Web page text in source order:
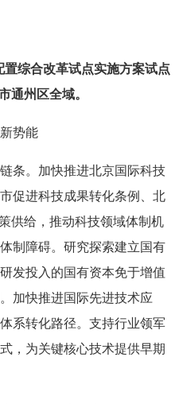
综合改革试点实施方案试点
通州区全域。
势能
。加快推进北京国际科技
促进科技成果转化条例、北
供给，推动科技领域体制机
制障碍。研究探索建立国有
发投入的国有资本免于增值
加快推进国际先进技术应
系转化路径。支持行业领军
，为关键核心技术提供早期